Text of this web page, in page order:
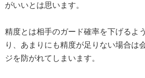
がいいとは思います。
精度とは相手のガード確率を下げるよ
り、あまりにも精度が足りない場合は
ジを防がれてしまいます。